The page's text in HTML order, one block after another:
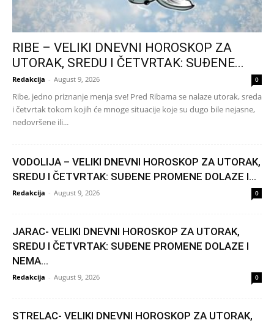
RIBE – VELIKI DNEVNI HOROSKOP ZA
UTORAK, SREDU I ČETVRTAK: SUĐENE...
Redakcija - August 9, 2026 0
Ribe, jedno priznanje menja sve! Pred Ribama se nalaze utorak, sreda
i četvrtak tokom kojih će mnoge situacije koje su dugo bile nejasne,
nedovršene ili...
VODOLIJA – VELIKI DNEVNI HOROSKOP ZA UTORAK,
SREDU I ČETVRTAK: SUĐENE PROMENE DOLAZE I...
Redakcija - August 9, 2026 0
JARAC- VELIKI DNEVNI HOROSKOP ZA UTORAK,
SREDU I ČETVRTAK: SUĐENE PROMENE DOLAZE I
NEMA...
Redakcija - August 9, 2026 0
STRELAC- VELIKI DNEVNI HOROSKOP ZA UTORAK,